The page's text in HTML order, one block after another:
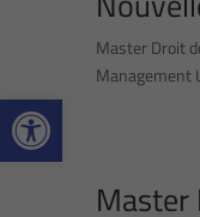
Ouvrir la barre d’outils
Master Droit
Management
Master